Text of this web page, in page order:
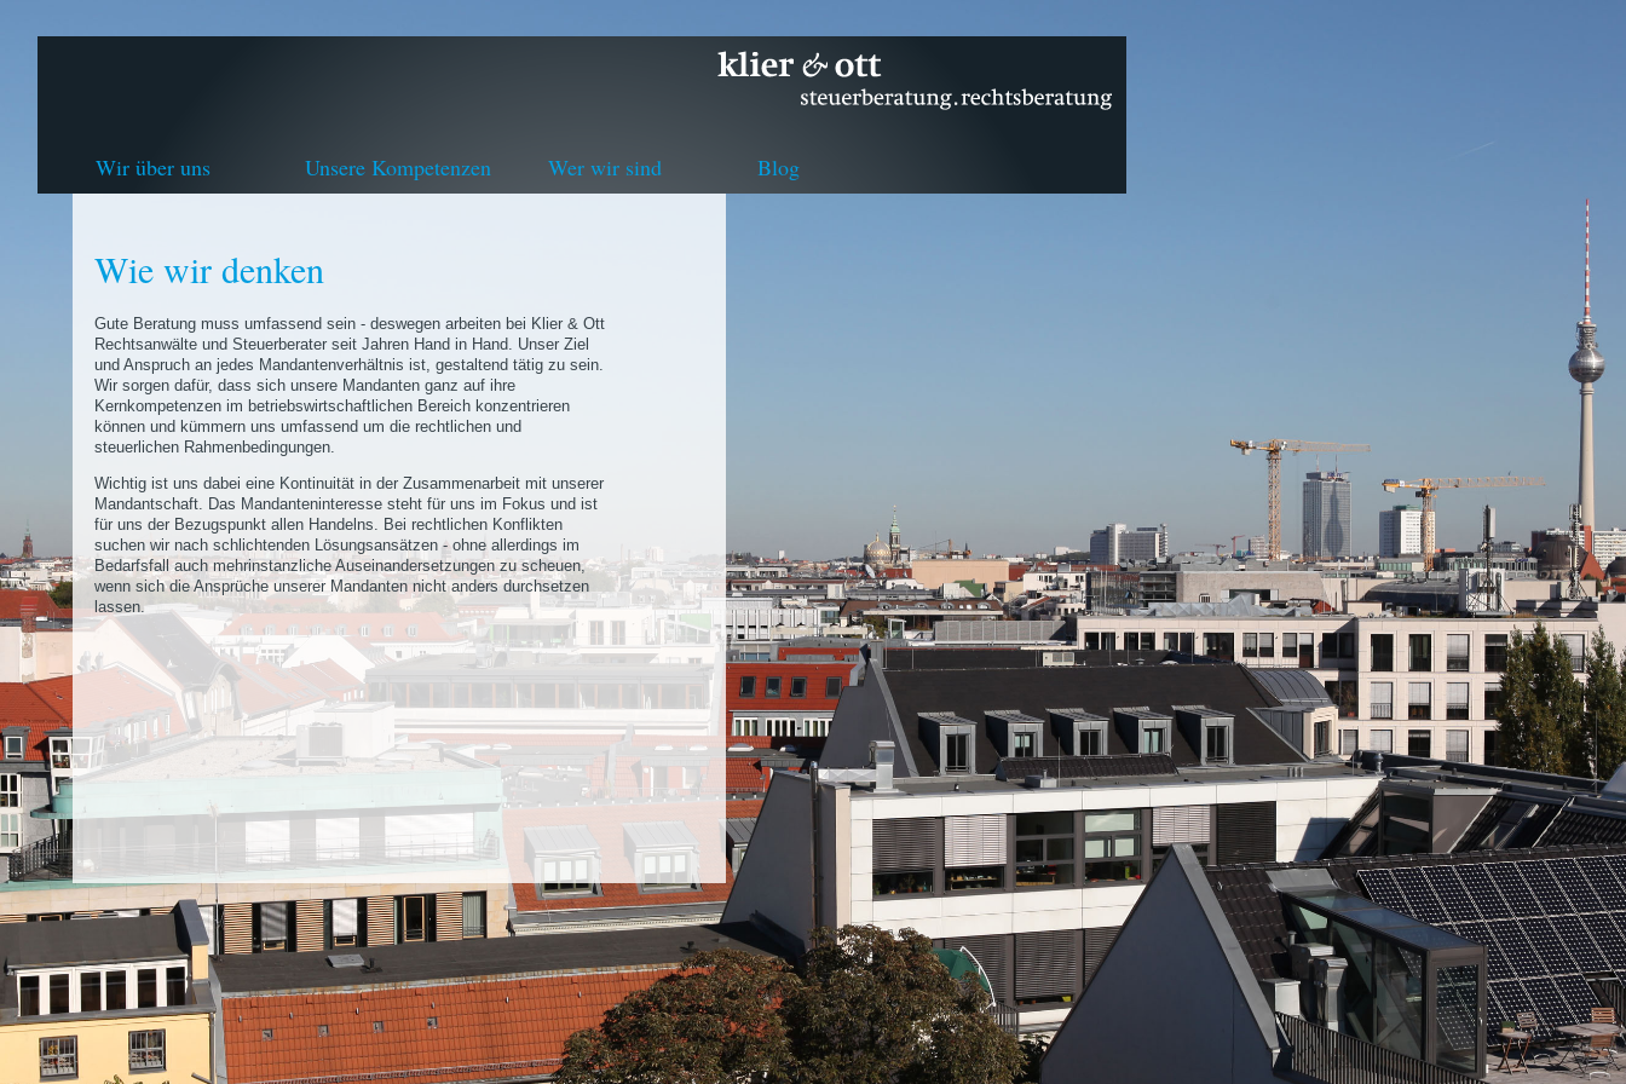
Wir über uns Unsere Kompetenzen Wer wir sind Blog
Wie wir denken
Gute Beratung muss umfassend sein - deswegen arbeiten bei Klier & Ott
Rechtsanwälte und Steuerberater seit Jahren Hand in Hand. Unser Ziel
und Anspruch an jedes Mandantenverhältnis ist, gestaltend tätig zu sein.
Wir sorgen dafür, dass sich unsere Mandanten ganz auf ihre
Kernkompetenzen im betriebswirtschaftlichen Bereich konzentrieren
können und kümmern uns umfassend um die rechtlichen und
steuerlichen Rahmenbedingungen.
Wichtig ist uns dabei eine Kontinuität in der Zusammenarbeit mit unserer
Mandantschaft. Das Mandanteninteresse steht für uns im Fokus und ist
für uns der Bezugspunkt allen Handelns. Bei rechtlichen Konflikten
suchen wir nach schlichtenden Lösungsansätzen - ohne allerdings im
Bedarfsfall auch mehrinstanzliche Auseinandersetzungen zu scheuen,
wenn sich die Ansprüche unserer Mandanten nicht anders durchsetzen
lassen.